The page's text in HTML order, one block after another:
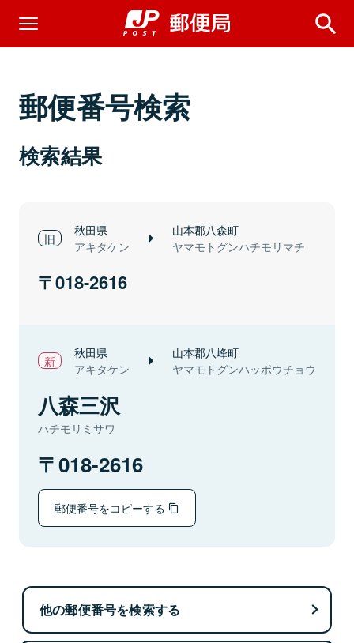
郵便番号検索
検索結果
秋田県
アキタケン
山本郡八森町
ヤマモトグンハチモリマチ
018-2616
秋田県
アキタケン
山本郡八峰町
ヤマモトグンハッポウチョウ
八森三沢
ハチモリミサワ
018-2616
郵便番号をコピーする
他の郵便番号を検索する